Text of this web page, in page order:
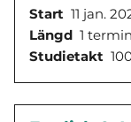
Start 11 jan.
Längd 1 termin
Studietakt